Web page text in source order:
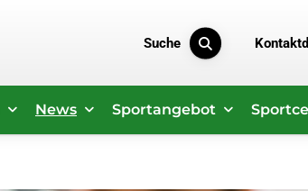
Suche
News Sportangebot